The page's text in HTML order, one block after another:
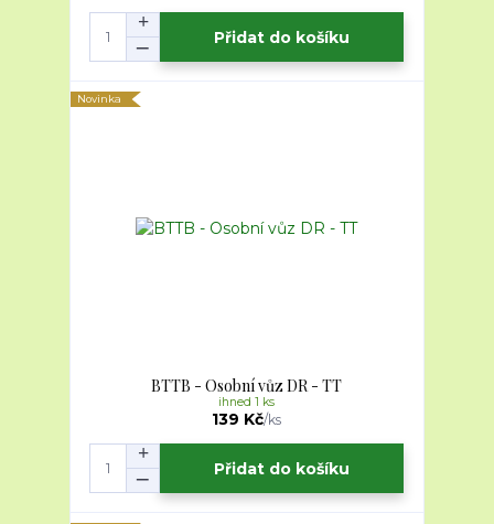
Přidat do košíku
Novinka
BTTB - Osobní vůz DR - TT
139 Kč/ks
ihned 1 ks
Přidat do košíku